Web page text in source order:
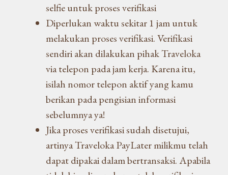
selfie untuk proses verifikasi
Diperlukan waktu sekitar 1 jam untuk
melakukan proses verifikasi. Verifikasi
sendiri akan dilakukan pihak Traveloka
via telepon pada jam kerja. Karena itu,
isilah nomor telepon aktif yang kamu
berikan pada pengisian informasi
sebelumnya ya!
Jika proses verifikasi sudah disetujui,
artinya Traveloka PayLater milikmu telah
dapat dipakai dalam bertransaksi. Apabila